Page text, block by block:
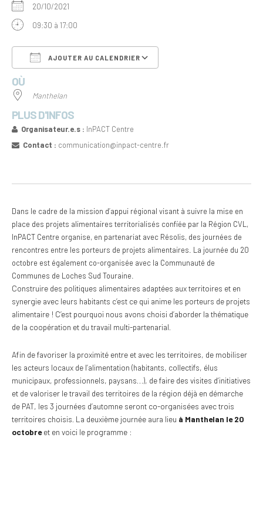
20/10/2021
09:30 à 17:00
AJOUTER AU CALENDRIER
OÙ
Manthelan
PLUS D'INFOS
Organisateur.e.s : InPACT Centre
Contact : communication@inpact-centre.fr
Dans le cadre de la mission d’appui régional visant à suivre la mise en
place des projets alimentaires territorialisés confiée par la Région CVL,
InPACT Centre organise, en partenariat avec Résolis, des journées de
rencontres entre les porteurs de projets alimentaires. La journée du 20
octobre est également co-organisée avec la Communauté de
Communes de Loches Sud Touraine.
Construire des politiques alimentaires adaptées aux territoires et en
synergie avec leurs habitants c’est ce qui anime les porteurs de projets
alimentaire ! C’est pourquoi nous avons choisi d’aborder la thématique
de la coopération et du travail multi-partenarial.
Afin de favoriser la proximité entre et avec les territoires, de mobiliser
les acteurs locaux de l’alimentation (habitants, collectifs, élus
municipaux, professionnels, paysans…), de faire des visites d’initiatives
et de valoriser le travail des territoires de la région déjà en démarche
de PAT, les 3 journées d’automne seront co-organisées avec trois
territoires choisis. La deuxième journée aura lieu à Manthelan le 20
octobreet en voici le programme :